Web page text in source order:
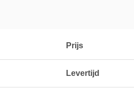
Prijs
Levertijd